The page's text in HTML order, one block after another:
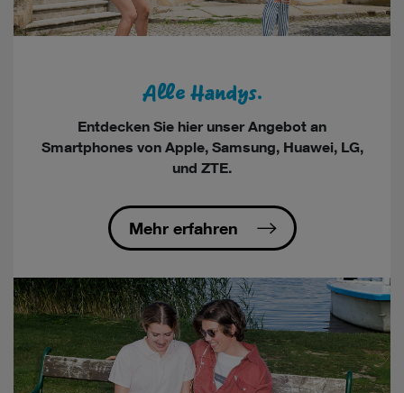
Alle Handys.
Entdecken Sie hier unser Angebot an
Smartphones von Apple, Samsung, Huawei, LG,
und ZTE.
Mehr erfahren